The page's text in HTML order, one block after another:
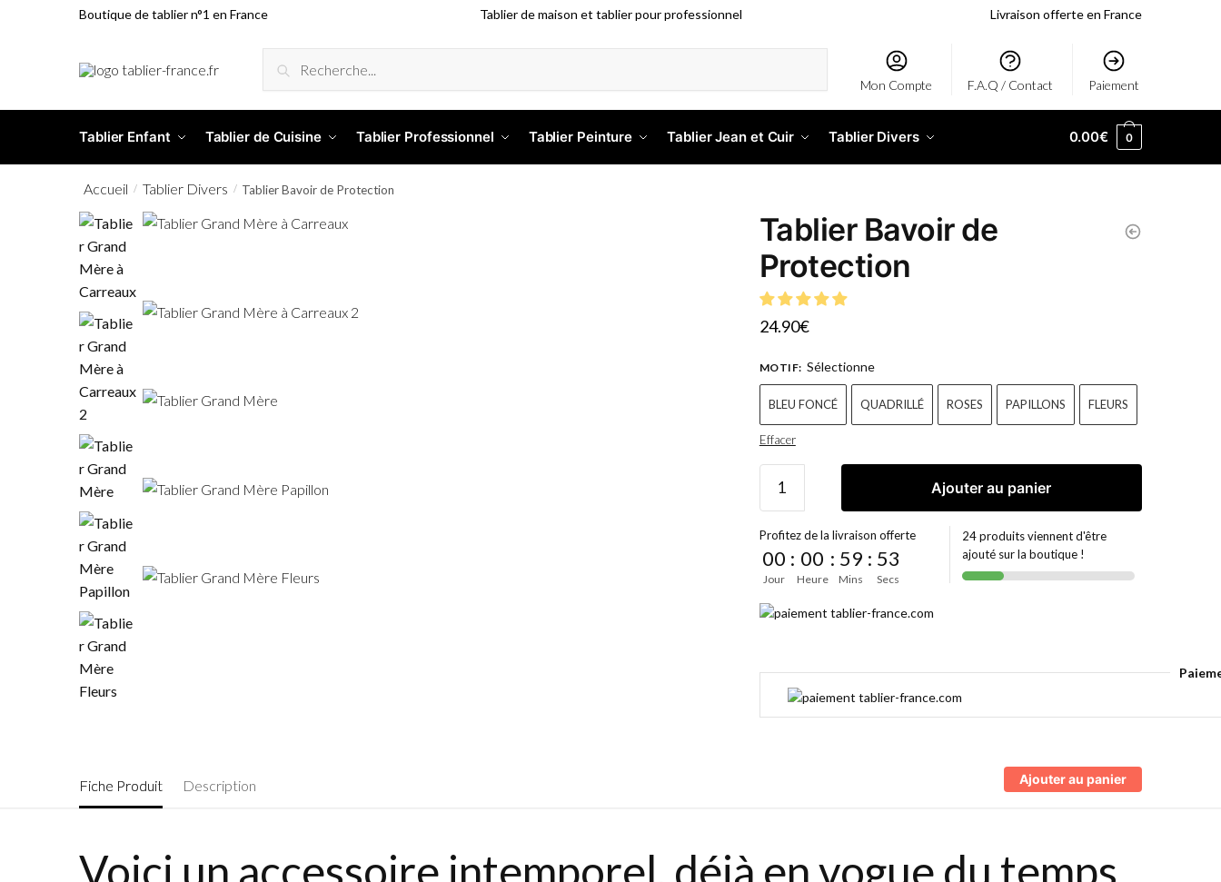
Boutique de tablier n°1 en France Tablier de maison et tablier pour professionnel Livraison offerte en France
RECHERCHE Mon Compte F.A.Q / Contact Paiement
Tablier Enfant Tablier de Cuisine Tablier Professionnel Tablier Peinture Tablier Jean et Cuir Tablier Divers 0.00€ 0
Accueil / Tablier Divers / Tablier Bavoir de Protection
Tablier Bavoir de
Protection
24.90€
MOTIF: Sélectionne
BLEU FONCÉ QUADRILLÉ ROSES PAPILLONS FLEURS
Effacer
Ajouter au panier
Profitez de la livraison offerte
00
Jour
: 00
Heure
: 59
Mins
: 52
Secs
24 produits viennent d'être
ajouté sur la boutique !
Fiche Produit Description Ajouter au panier
Voici un accessoire intemporel, déjà en vogue du temps